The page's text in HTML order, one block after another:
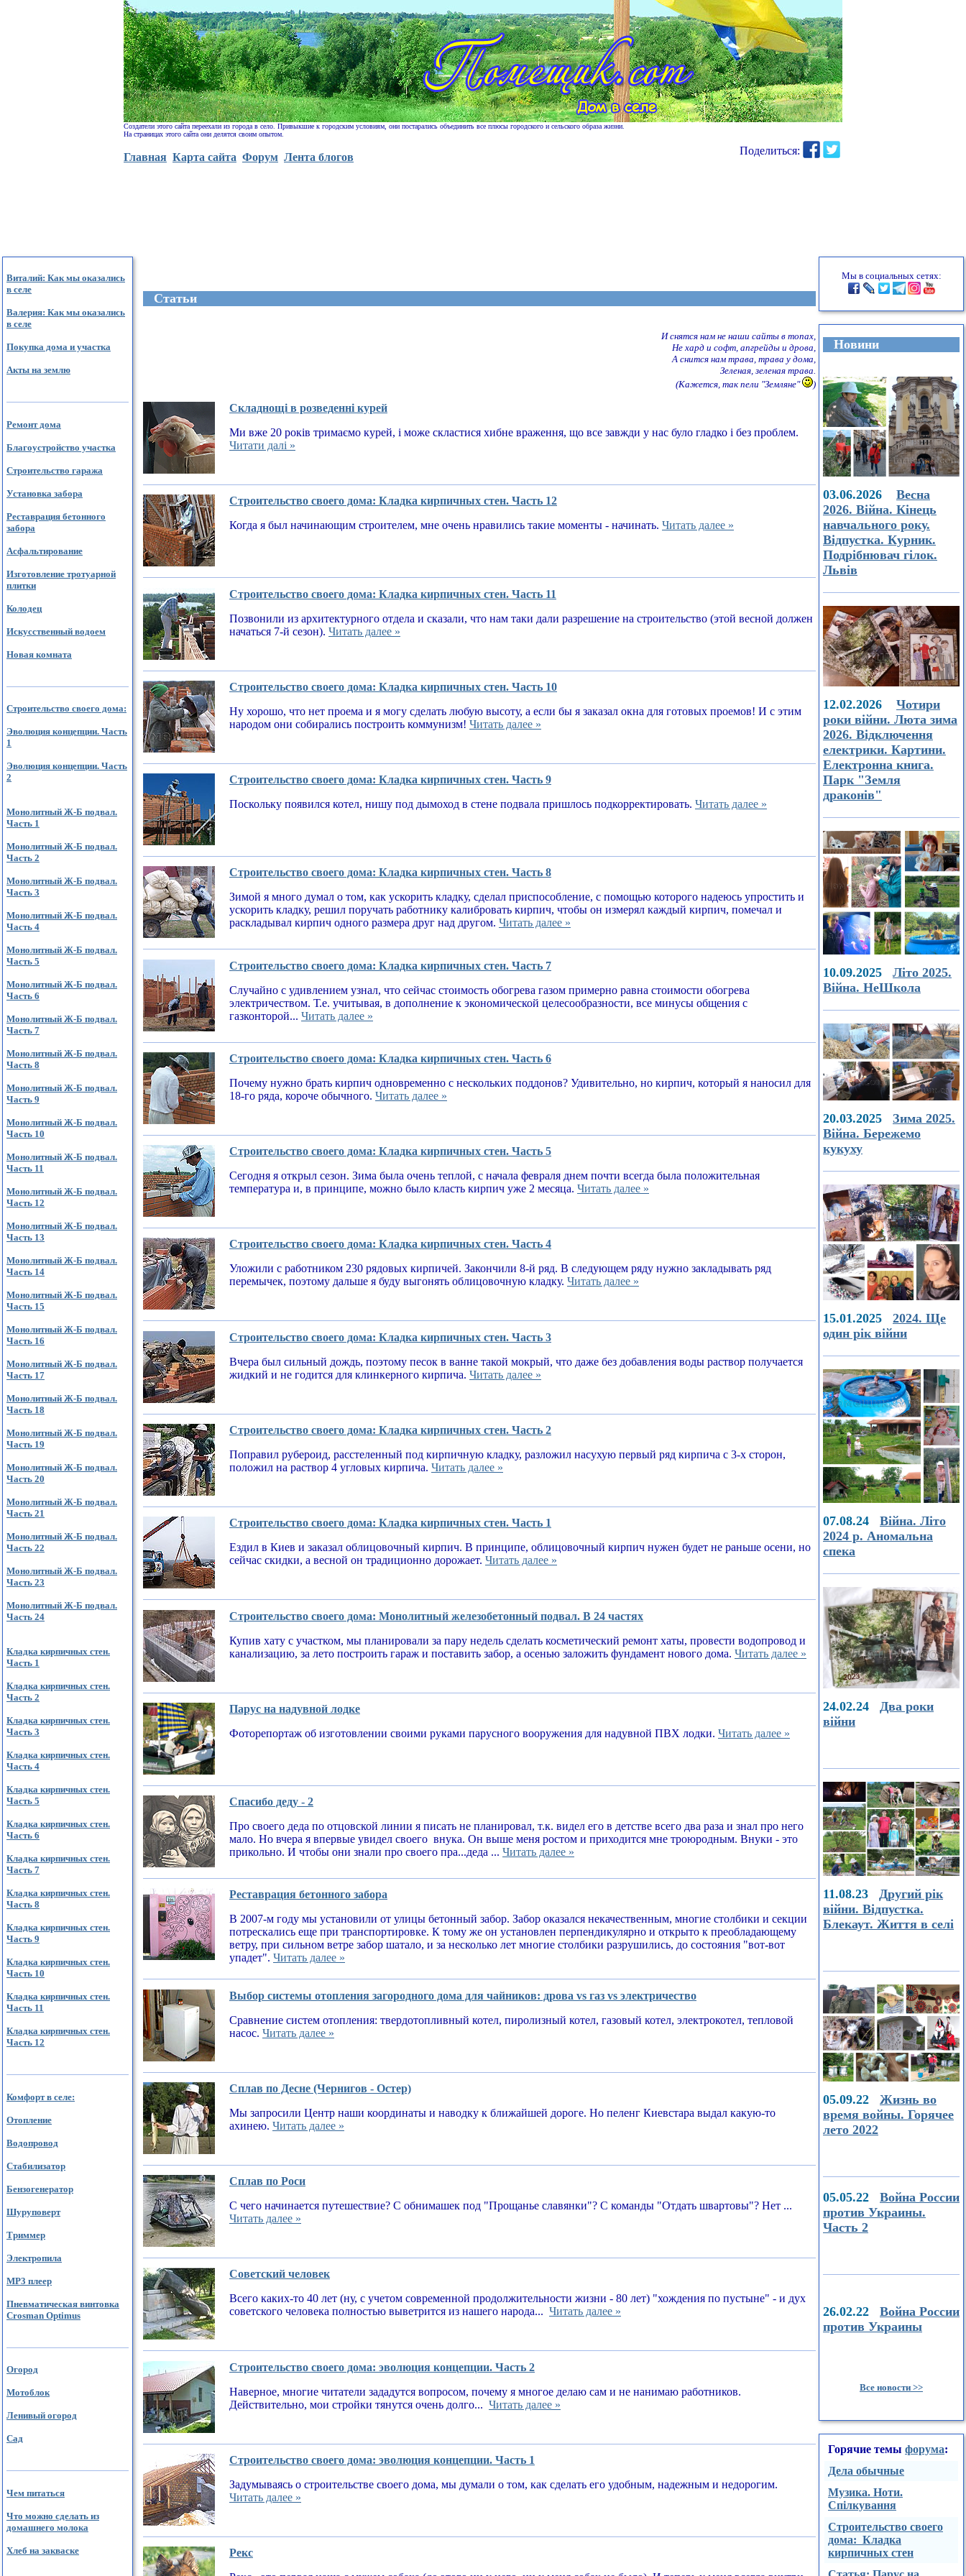
Создатели этого сайта переехали из города в село. Привыкшие к городским условиям, они постарались объединить все плюсы городского и сельского образа жизни.
На страницах этого сайта они делятся своим опытом.
Главная Карта сайта Форум Лента блогов
Поделиться:
Виталий: Как мы оказались
в селе
Валерия: Как мы оказались
в селе
Покупка дома и участка
Акты на землю
Ремонт дома
Благоустройство участка
Строительство гаража
Установка забора
Реставрация бетонного
забора
Асфальтирование
Изготовление тротуарной
плитки
Колодец
Искусственный водоем
Новая комната
Строительство своего дома:
Эволюция концепции. Часть
1
Эволюция концепции. Часть
2
Монолитный Ж-Б подвал.
Часть 1
Монолитный Ж-Б подвал.
Часть 2
Монолитный Ж-Б подвал.
Часть 3
Монолитный Ж-Б подвал.
Часть 4
Монолитный Ж-Б подвал.
Часть 5
Монолитный Ж-Б подвал.
Часть 6
Монолитный Ж-Б подвал.
Часть 7
Монолитный Ж-Б подвал.
Часть 8
Монолитный Ж-Б подвал.
Часть 9
Монолитный Ж-Б подвал.
Часть 10
Монолитный Ж-Б подвал.
Часть 11
Монолитный Ж-Б подвал.
Часть 12
Монолитный Ж-Б подвал.
Часть 13
Монолитный Ж-Б подвал.
Часть 14
Монолитный Ж-Б подвал.
Часть 15
Монолитный Ж-Б подвал.
Часть 16
Монолитный Ж-Б подвал.
Часть 17
Монолитный Ж-Б подвал.
Часть 18
Монолитный Ж-Б подвал.
Часть 19
Монолитный Ж-Б подвал.
Часть 20
Монолитный Ж-Б подвал.
Часть 21
Монолитный Ж-Б подвал.
Часть 22
Монолитный Ж-Б подвал.
Часть 23
Монолитный Ж-Б подвал.
Часть 24
Кладка кирпичных стен.
Часть 1
Кладка кирпичных стен.
Часть 2
Кладка кирпичных стен.
Часть 3
Кладка кирпичных стен.
Часть 4
Кладка кирпичных стен.
Часть 5
Кладка кирпичных стен.
Часть 6
Кладка кирпичных стен.
Часть 7
Кладка кирпичных стен.
Часть 8
Кладка кирпичных стен.
Часть 9
Кладка кирпичных стен.
Часть 10
Кладка кирпичных стен.
Часть 11
Кладка кирпичных стен.
Часть 12
Комфорт в селе:
Отопление
Водопровод
Стабилизатор
Бензогенератор
Шуруповерт
Триммер
Электропила
MP3 плеер
Пневматическая винтовка
Crosman Optimus
Огород
Мотоблок
Ленивый огород
Сад
Чем питаться
Что можно сделать из
домашнего молока
Хлеб на закваске
Cтатьи
И снятся нам не наши сайты в топах,
Не хард и софт, апгрейды и дрова,
А снится нам трава, трава у дома,
Зеленая, зеленая трава.
(Кажется, так пели "Земляне"
)
Складнощі в розведенні курей
Ми вже 20 років тримаємо курей, і може скластися хибне враження, що все завжди у нас було гладко і без проблем.
Читати далі »
Строительство своего дома: Кладка кирпичных стен. Часть 12
Когда я был начинающим строителем, мне очень нравились такие моменты - начинать. Читать далее »
Строительство своего дома: Кладка кирпичных стен. Часть 11
Позвонили из архитектурного отдела и сказали, что нам таки дали разрешение на строительство (этой весной должен
начаться 7-й сезон). Читать далее »
Строительство своего дома: Кладка кирпичных стен. Часть 10
Ну хорошо, что нет проема и я могу сделать любую высоту, а если бы я заказал окна для готовых проемов! И с этим
народом они собирались построить коммунизм! Читать далее »
Строительство своего дома: Кладка кирпичных стен. Часть 9
Поскольку появился котел, нишу под дымоход в стене подвала пришлось подкорректировать. Читать далее »
Строительство своего дома: Кладка кирпичных стен. Часть 8
Зимой я много думал о том, как ускорить кладку, сделал приспособление, с помощью которого надеюсь упростить и
ускорить кладку, решил поручать работнику калибровать кирпич, чтобы он измерял каждый кирпич, помечал и
раскладывал кирпич одного размера друг над другом. Читать далее »
Строительство своего дома: Кладка кирпичных стен. Часть 7
Случайно с удивлением узнал, что сейчас стоимость обогрева газом примерно равна стоимости обогрева
электричеством. Т.е. учитывая, в дополнение к экономической целесообразности, все минусы общения с
газконторой... Читать далее »
Строительство своего дома: Кладка кирпичных стен. Часть 6
Почему нужно брать кирпич одновременно с нескольких поддонов? Удивительно, но кирпич, который я наносил для
18-го ряда, короче обычного. Читать далее »
Строительство своего дома: Кладка кирпичных стен. Часть 5
Сегодня я открыл сезон. Зима была очень теплой, с начала февраля днем почти всегда была положительная
температура и, в принципе, можно было класть кирпич уже 2 месяца. Читать далее »
Строительство своего дома: Кладка кирпичных стен. Часть 4
Уложили с работником 230 рядовых кирпичей. Закончили 8-й ряд. В следующем ряду нужно закладывать ряд
перемычек, поэтому дальше я буду выгонять облицовочную кладку. Читать далее »
Строительство своего дома: Кладка кирпичных стен. Часть 3
Вчера был сильный дождь, поэтому песок в ванне такой мокрый, что даже без добавления воды раствор получается
жидкий и не годится для клинкерного кирпича. Читать далее »
Строительство своего дома: Кладка кирпичных стен. Часть 2
Поправил рубероид, расстеленный под кирпичную кладку, разложил насухую первый ряд кирпича с 3-х сторон,
положил на раствор 4 угловых кирпича. Читать далее »
Строительство своего дома: Кладка кирпичных стен. Часть 1
Ездил в Киев и заказал облицовочный кирпич. В принципе, облицовочный кирпич нужен будет не раньше осени, но
сейчас скидки, а весной он традиционно дорожает. Читать далее »
Строительство своего дома: Монолитный железобетонный подвал. В 24 частях
Купив хату с участком, мы планировали за пару недель сделать косметический ремонт хаты, провести водопровод и
канализацию, за лето построить гараж и поставить забор, а осенью заложить фундамент нового дома. Читать далее »
Парус на надувной лодке
Фоторепортаж об изготовлении своими руками парусного вооружения для надувной ПВХ лодки. Читать далее »
Спасибо деду - 2
Про своего деда по отцовской линии я писать не планировал, т.к. видел его в детстве всего два раза и знал про него
мало. Но вчера я впервые увидел своего внука. Он выше меня ростом и приходится мне троюродным. Внуки - это
прикольно. И чтобы они знали про своего пра...деда ... Читать далее »
Реставрация бетонного забора
В 2007-м году мы установили от улицы бетонный забор. Забор оказался некачественным, многие столбики и секции
потрескались еще при транспортировке. К тому же он установлен перпендикулярно и открыто к преобладающему
ветру, при сильном ветре забор шатало, и за несколько лет многие столбики разрушились, до состояния "вот-вот
упадет". Читать далее »
Выбор системы отопления загородного дома для чайников: дрова vs газ vs электричество
Сравнение систем отопления: твердотопливный котел, пиролизный котел, газовый котел, электрокотел, тепловой
насос. Читать далее »
Сплав по Десне (Чернигов - Остер)
Мы запросили Центр наши координаты и наводку к ближайшей дороге. Но пеленг Киевстара выдал какую-то
ахинею. Читать далее »
Сплав по Роси
С чего начинается путешествие? С обнимашек под "Прощанье славянки"? С команды "Отдать швартовы"? Нет ...
Читать далее »
Советский человек
Всего каких-то 40 лет (ну, с учетом современной продолжительности жизни - 80 лет) "хождения по пустыне" - и дух
советского человека полностью выветрится из нашего народа... Читать далее »
Строительство своего дома: эволюция концепции. Часть 2
Наверное, многие читатели зададутся вопросом, почему я многое делаю сам и не нанимаю работников.
Действительно, мои стройки тянутся очень долго... Читать далее »
Строительство своего дома: эволюция концепции. Часть 1
Задумываясь о строительстве своего дома, мы думали о том, как сделать его удобным, надежным и недорогим.
Читать далее »
Рекс
Мы в социальных сетях:
Новини
03.06.2026 Весна
2026. Війна. Кінець
навчального року.
Відпустка. Курник.
Подрібнювач гілок.
Львів
12.02.2026 Чотири
роки війни. Люта зима
2026. Відключення
електрики. Картини.
Електронна книга.
Парк "Земля
драконів"
10.09.2025 Літо 2025.
Війна. НеШкола
20.03.2025 Зима 2025.
Війна. Бережемо
кукуху
15.01.2025 2024. Ще
один рік війни
07.08.24 Війна. Літо
2024 р. Аномальна
спека
24.02.24 Два роки
війни
11.08.23 Другий рік
війни. Відпустка.
Блекаут. Життя в селі
05.09.22 Жизнь во
время войны. Горячее
лето 2022
05.05.22 Война России
против Украины.
Часть 2
26.02.22 Война России
против Украины
Все новости >>
Горячие темы форума:
Дела обычные
Музика. Ноти.
Спілкування
Строительство своего
дома: Кладка
кирпичных стен